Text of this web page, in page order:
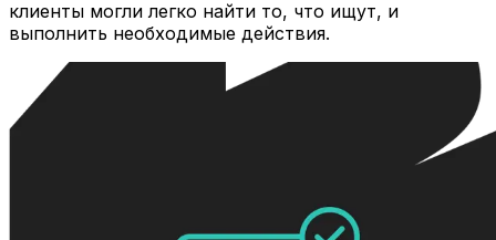
клиенты могли легко найти то, что ищут, и
выполнить необходимые действия.